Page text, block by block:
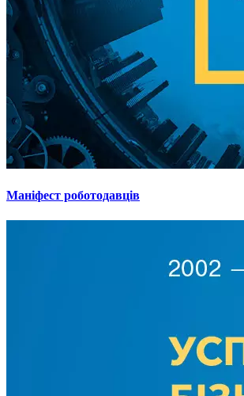
Маніфест роботодавців